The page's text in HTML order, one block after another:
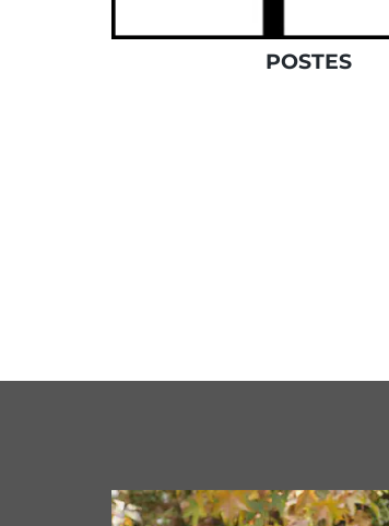
POSTES